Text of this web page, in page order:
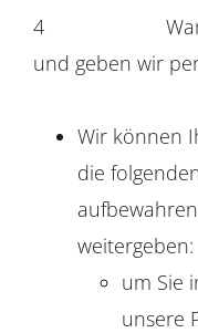
4
und geben wir
Wir können
die
weitergeben:
um Sie
unsere